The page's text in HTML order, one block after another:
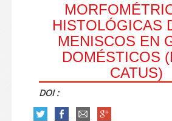
HISTOLÓGICAS
MENISCOS EN
DOMÉSTICOS
CATUS)
DOI :